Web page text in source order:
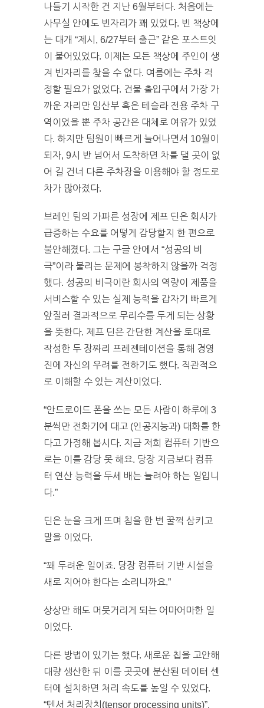
나들기 시작한 건 지난 6월부터다. 처음에는
사무실 안에도 빈자리가 꽤 있었다. 빈 책상에
는 대개 “제시, 6/27부터 출근” 같은 포스트잇
이 붙어있었다. 이제는 모든 책상에 주인이 생
겨 빈자리를 찾을 수 없다. 여름에는 주차 걱
정할 필요가 없었다. 건물 출입구에서 가장 가
까운 자리만 임산부 혹은 테슬라 전용 주차 구
역이었을 뿐 주차 공간은 대체로 여유가 있었
다. 하지만 팀원이 빠르게 늘어나면서 10월이
되자, 9시 반 넘어서 도착하면 차를 댈 곳이 없
어 길 건너 다른 주차장을 이용해야 할 정도로
차가 많아졌다.
브레인 팀의 가파른 성장에 제프 딘은 회사가
급증하는 수요를 어떻게 감당할지 한 편으로
불안해졌다. 그는 구글 안에서 “성공의 비
극”이라 불리는 문제에 봉착하지 않을까 걱정
했다. 성공의 비극이란 회사의 역량이 제품을
서비스할 수 있는 실제 능력을 갑자기 빠르게
앞질러 결과적으로 무리수를 두게 되는 상황
을 뜻한다. 제프 딘은 간단한 계산을 토대로
작성한 두 장짜리 프레젠테이션을 통해 경영
진에 자신의 우려를 전하기도 했다. 직관적으
로 이해할 수 있는 계산이었다.
“안드로이드 폰을 쓰는 모든 사람이 하루에 3
분씩만 전화기에 대고 (인공지능과) 대화를 한
다고 가정해 봅시다. 지금 저희 컴퓨터 기반으
로는 이를 감당 못 해요. 당장 지금보다 컴퓨
터 연산 능력을 두세 배는 늘려야 하는 일입니
다.”
딘은 눈을 크게 뜨며 침을 한 번 꿀꺽 삼키고
말을 이었다.
“꽤 두려운 일이죠. 당장 컴퓨터 기반 시설을
새로 지어야 한다는 소리니까요.”
상상만 해도 머뭇거리게 되는 어마어마한 일
이었다.
다른 방법이 있기는 했다. 새로운 칩을 고안해
대량 생산한 뒤 이를 곳곳에 분산된 데이터 센
터에 설치하면 처리 속도를 높일 수 있었다.
“텐서 처리장치(tensor processing units)”,